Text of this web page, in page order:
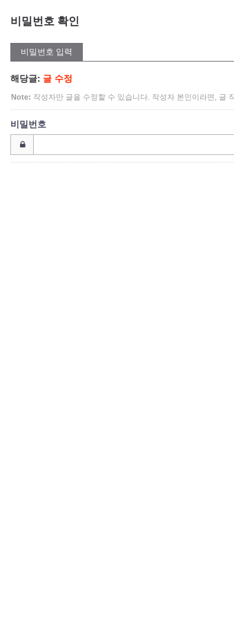
비밀번호 확인
비밀번호 입력
해당글: 글 수정
Note: 작성자만 글을 수정할 수 있습니다. 작성자 본인이라면, 글
비밀번호